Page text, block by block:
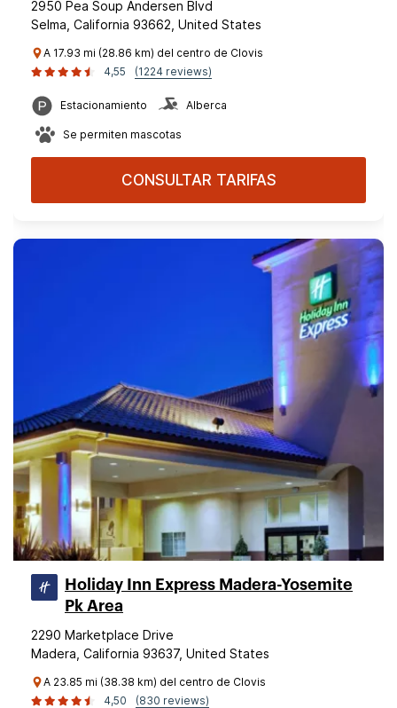
2950 Pea Soup Andersen Blvd
Selma, California 93662, United States
A 17.93 mi (28.86 km) del centro de Clovis
4,55
(1224 reviews)
Estacionamiento Alberca
Se permiten mascotas
CONSULTAR TARIFAS
Holiday Inn Express Madera-Yosemite
Pk Area
2290 Marketplace Drive
Madera, California 93637, United States
A 23.85 mi (38.38 km) del centro de Clovis
4,50
(830 reviews)